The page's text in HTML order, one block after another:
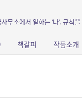
책갈피 작품소개